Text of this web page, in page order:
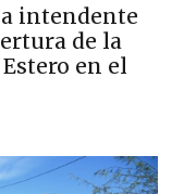
intendente
de la
en el